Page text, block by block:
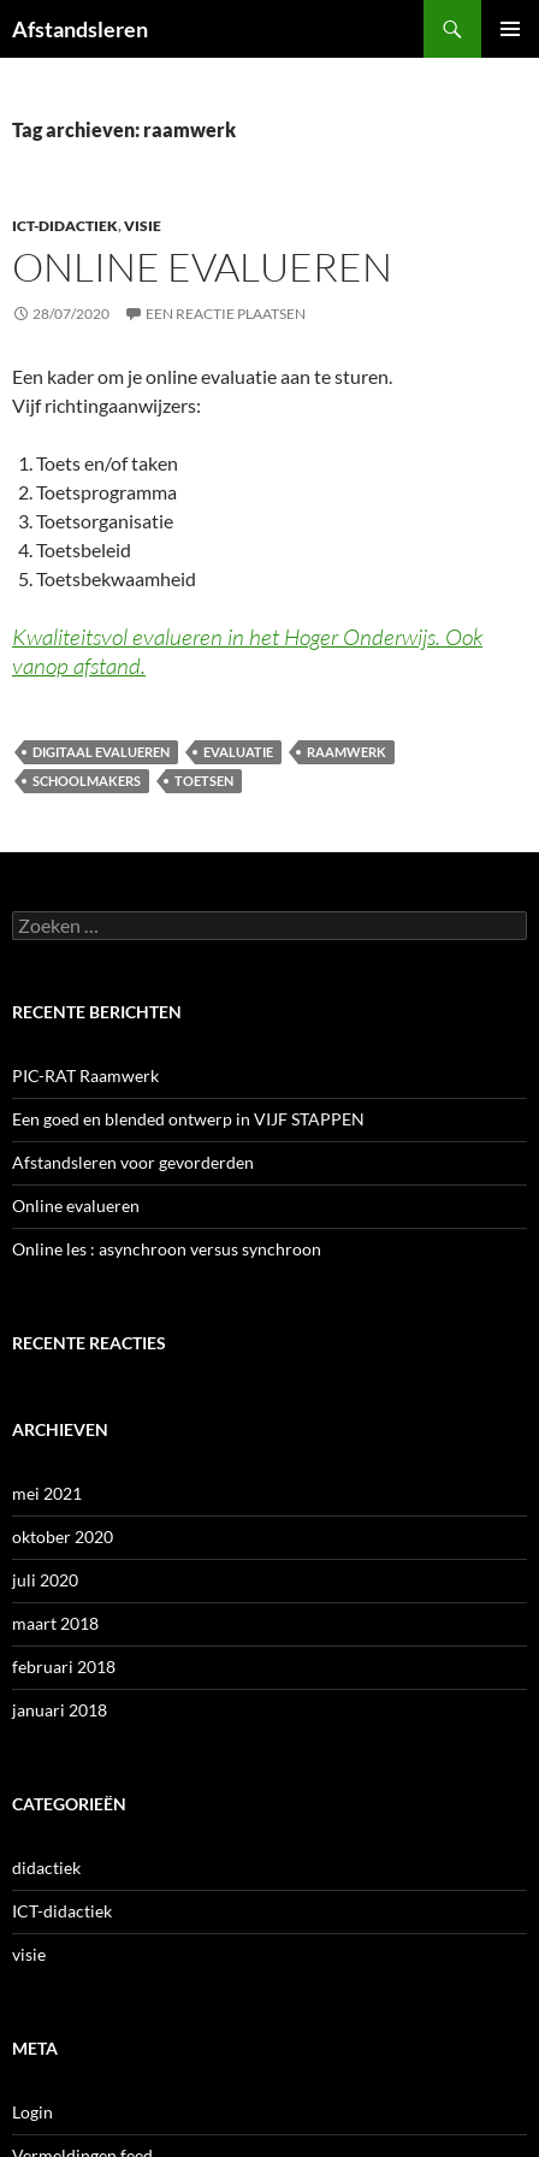
naar
Afstandsleren
Tag archieven: raamwerk
ICT-DIDACTIEK,VISIE
ONLINE EVALUEREN
28/07/2020 EEN REACTIE PLAATSEN
Een kader om je online evaluatie aan te sturen.
Vijf richtingaanwijzers:
Toets en/of taken
Toetsprogramma
Toetsorganisatie
Toetsbeleid
Toetsbekwaamheid
Kwaliteitsvol evalueren in het Hoger Onderwijs. Ook
vanop afstand.
DIGITAAL EVALUEREN EVALUATIE
RAAMWERK
SCHOOLMAKERS
TOETSEN
Zoeken
naar:
RECENTE BERICHTEN
PIC-RAT Raamwerk
Een goed en blended ontwerp in VIJF STAPPEN
Afstandsleren voor gevorderden
Online evalueren
Online les : asynchroon versus synchroon
RECENTE REACTIES
ARCHIEVEN
mei 2021
oktober 2020
juli 2020
maart 2018
februari 2018
januari 2018
CATEGORIEËN
didactiek
ICT-didactiek
visie
META
Login